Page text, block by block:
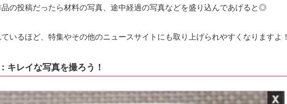
品の投稿だったら材料の写真、途中経過の写真などを盛り込んであげると◎
いるほど、特集やその他のニュースサイトにも取り上げられやすくなりますよ！
キレイな写真を撮ろう！